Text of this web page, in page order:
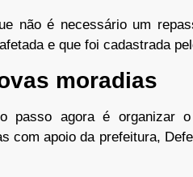
não é necessário um
e que foi cadastrada
moradias
passo agora é organizar o
com apoio da prefeitura,